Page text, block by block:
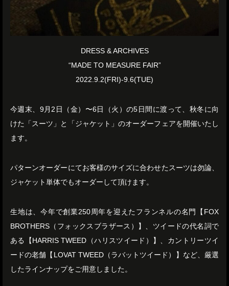
DRESS & ARCHIVES
“MADE TO MEASURE FAIR”
2022.9.2(FRI)-9.6(TUE)
今週末、9月2日（金）〜6日（火）の5日間に渡って、秋冬に向
けた「スーツ」と「ジャケット」のオーダーフェアを開催いたし
ます。
パターンオーダーにてお客様のサイズに合わせたスーツは勿論、
ジャケット単体でもオーダーして頂けます。
生地は、今年で創業250周年を迎えたフランネルの名門【FOX
BROTHERS（フォックスブラザース）】、ツイードの代名詞で
ある【HARRIS TWEED（ハリスツイード）】、カントリーツイ
ードの老舗【LOVAT TWEED（ラバットツイード）】など、厳選
したラインナップをご用意しました。